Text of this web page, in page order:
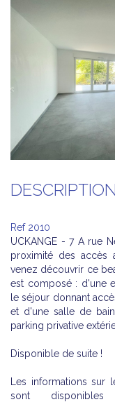
DESCRIPTION
Ref 2010
UCKANGE - 7 A rue
proximité des accès
venez découvrir ce
est composé : d'une
le séjour donnant
et d'une salle de
parking privative
Disponible de suite !
Les informations
sont